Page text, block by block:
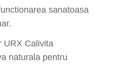
sanatoasa
URX Calivita
naturala pentru